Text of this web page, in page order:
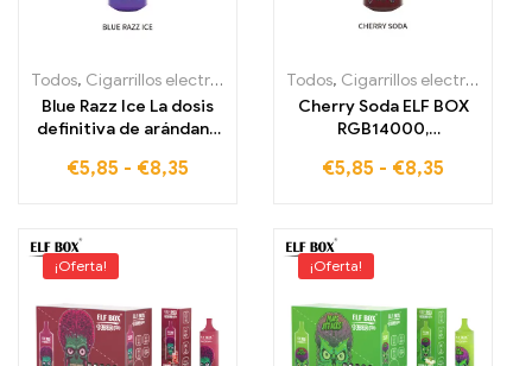
Todos, Cigarrillos electrónicos desechables ,Cigarrillos
Blue Razz Ice La dosis
definitiva de arándano
frescura helada ELF
€5,85 - €8,35
Todos, Cigarrillos electrónicos desechables
Cherry Soda ELF BOX
RGB14000,
cereza con diseño RGB,
€5,85 - €8,35
¡Oferta! ¡Oferta!